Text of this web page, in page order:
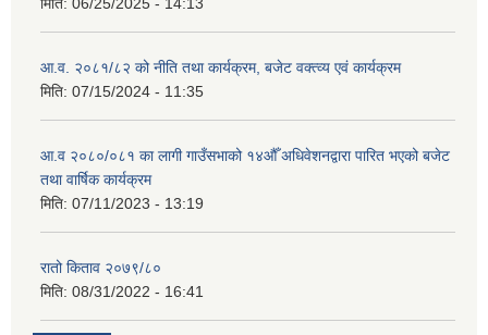
मिति: 06/25/2025 - 14:13
आ.व. २०८१/८२ को नीति तथा कार्यक्रम, बजेट वक्त्व्य एवं कार्यक्रम
मिति: 07/15/2024 - 11:35
आ.व २०८०/०८१ का लागी गाउँसभाको १४औँ अधिवेशनद्वारा पारित भएको बजेट
तथा वार्षिक कार्यक्रम
मिति: 07/11/2023 - 13:19
रातो किताव २०७९/८०
मिति: 08/31/2022 - 16:41